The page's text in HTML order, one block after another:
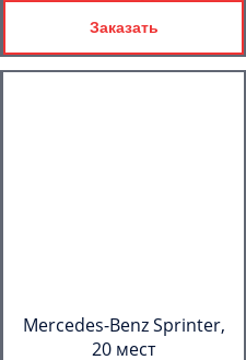
Заказать
Mercedes-Benz Sprinter,
20 мест